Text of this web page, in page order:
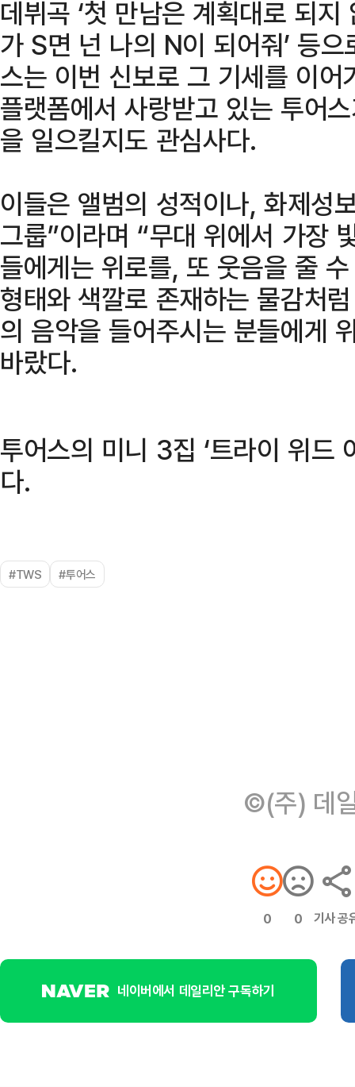
데뷔곡 ‘첫 만남은 계획대로 되지
가 S면 넌 나의 N이 되어줘’ 등
스는 이번 신보로 그 기세를 이
플랫폼에서 사랑받고 있는 투어
을 일으킬지도 관심사다.
이들은 앨범의 성적이나, 화제성
그룹”이라며 “무대 위에서 가장
들에게는 위로를, 또 웃음을 줄
형태와 색깔로 존재하는 물감처
의 음악을 들어주시는 분들에게
바랐다.
투어스의 미니 3집 ‘트라이 위드
다.
#TWS #투어스
©(주) 데
0 0 기사 공
네이버에서 데일리안 구독하기